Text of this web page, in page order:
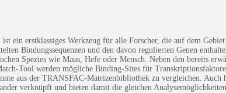
ist ein erstklassiges Werkzeug für alle Forscher, die auf dem
Bindungssequenzen und den davon regulierten Genen
Spezies wie Maus, Hefe oder Mensch. Neben den bereits
Tool werden mögliche Binding-Sites für
aus der TRANSFAC-Matrizenbibliothek zu vergleichen. Auch
verknüpft und bieten damit die gleichen